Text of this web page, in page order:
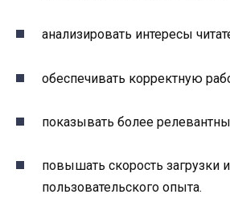
анализировать интересы
обеспечивать корректную
показывать более
повышать скорость загрузки
пользовательского опыта.